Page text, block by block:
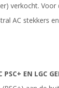
verkocht.
AC stekkers
EN LGC